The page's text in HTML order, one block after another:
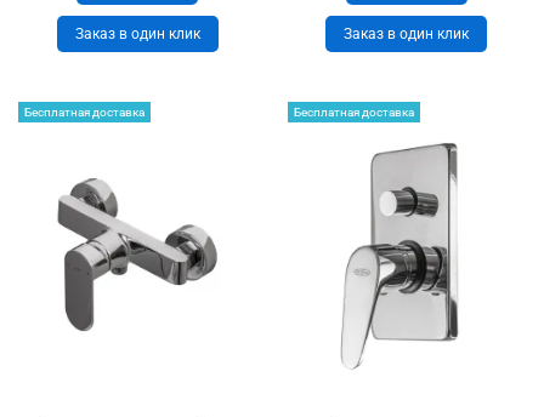
Заказ в один клик Заказ в один клик
Бесплатная доставка Бесплатная доставка